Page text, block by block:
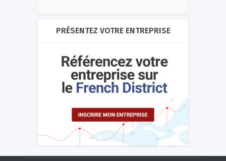
PRÉSENTEZ VOTRE ENTREPRISE